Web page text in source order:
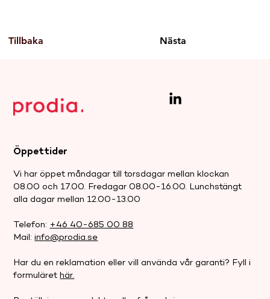
Nästa
Tillbaka
Öppettider
Vi har öppet måndagar till torsdagar mellan klockan
08.00 och 17.00. Fredagar 08.00-16.00. Lunchstängt
alla dagar mellan 12.00-13.00
Telefon: +46 40-685 00 88
Mail:info@prodia.se
Har du en reklamation eller vill använda vår garanti? Fyll i
formulärethär.